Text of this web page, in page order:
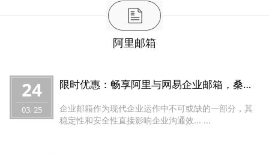
阿里邮箱
24
03, 25
限时优惠：畅享阿里与网易企业邮箱，桑桥网络助力腾飞！
企业邮箱作为现代企业运作中不可或缺的一部分，其
稳定性和安全性直接影响企业沟通效... ...